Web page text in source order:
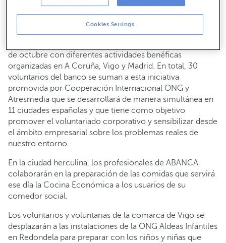
ABANCA participará en la duodécima edición del Día
de octubre con diferentes actividades benéficas
organizadas en A Coruña, Vigo y Madrid. En total, 30
voluntarios del banco se suman a esta iniciativa
promovida por Cooperación Internacional ONG y
Atresmedia que se desarrollará de manera simultánea en
11 ciudades españolas y que tiene como objetivo
promover el voluntariado corporativo y sensibilizar desde
el ámbito empresarial sobre los problemas reales de
nuestro entorno.
En la ciudad herculina, los profesionales de ABANCA
colaborarán en la preparación de las comidas que servirá
ese día la Cocina Económica a los usuarios de su
comedor social.
Los voluntarios y voluntarias de la comarca de Vigo se
desplazarán a las instalaciones de la ONG Aldeas Infantiles
en Redondela para preparar con los niños y niñas que
Cookies Settings